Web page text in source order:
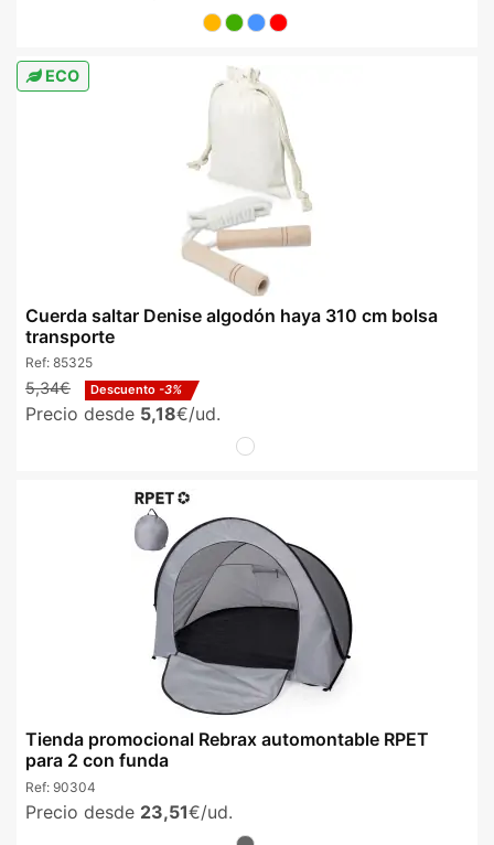
ECO
Cuerda saltar Denise algodón haya 310 cm bolsa
transporte
Ref: 85325
5,34€ Descuento -3%
Precio desde 5,18€/ud.
Tienda promocional Rebrax automontable RPET
para 2 con funda
Ref: 90304
Precio desde 23,51€/ud.